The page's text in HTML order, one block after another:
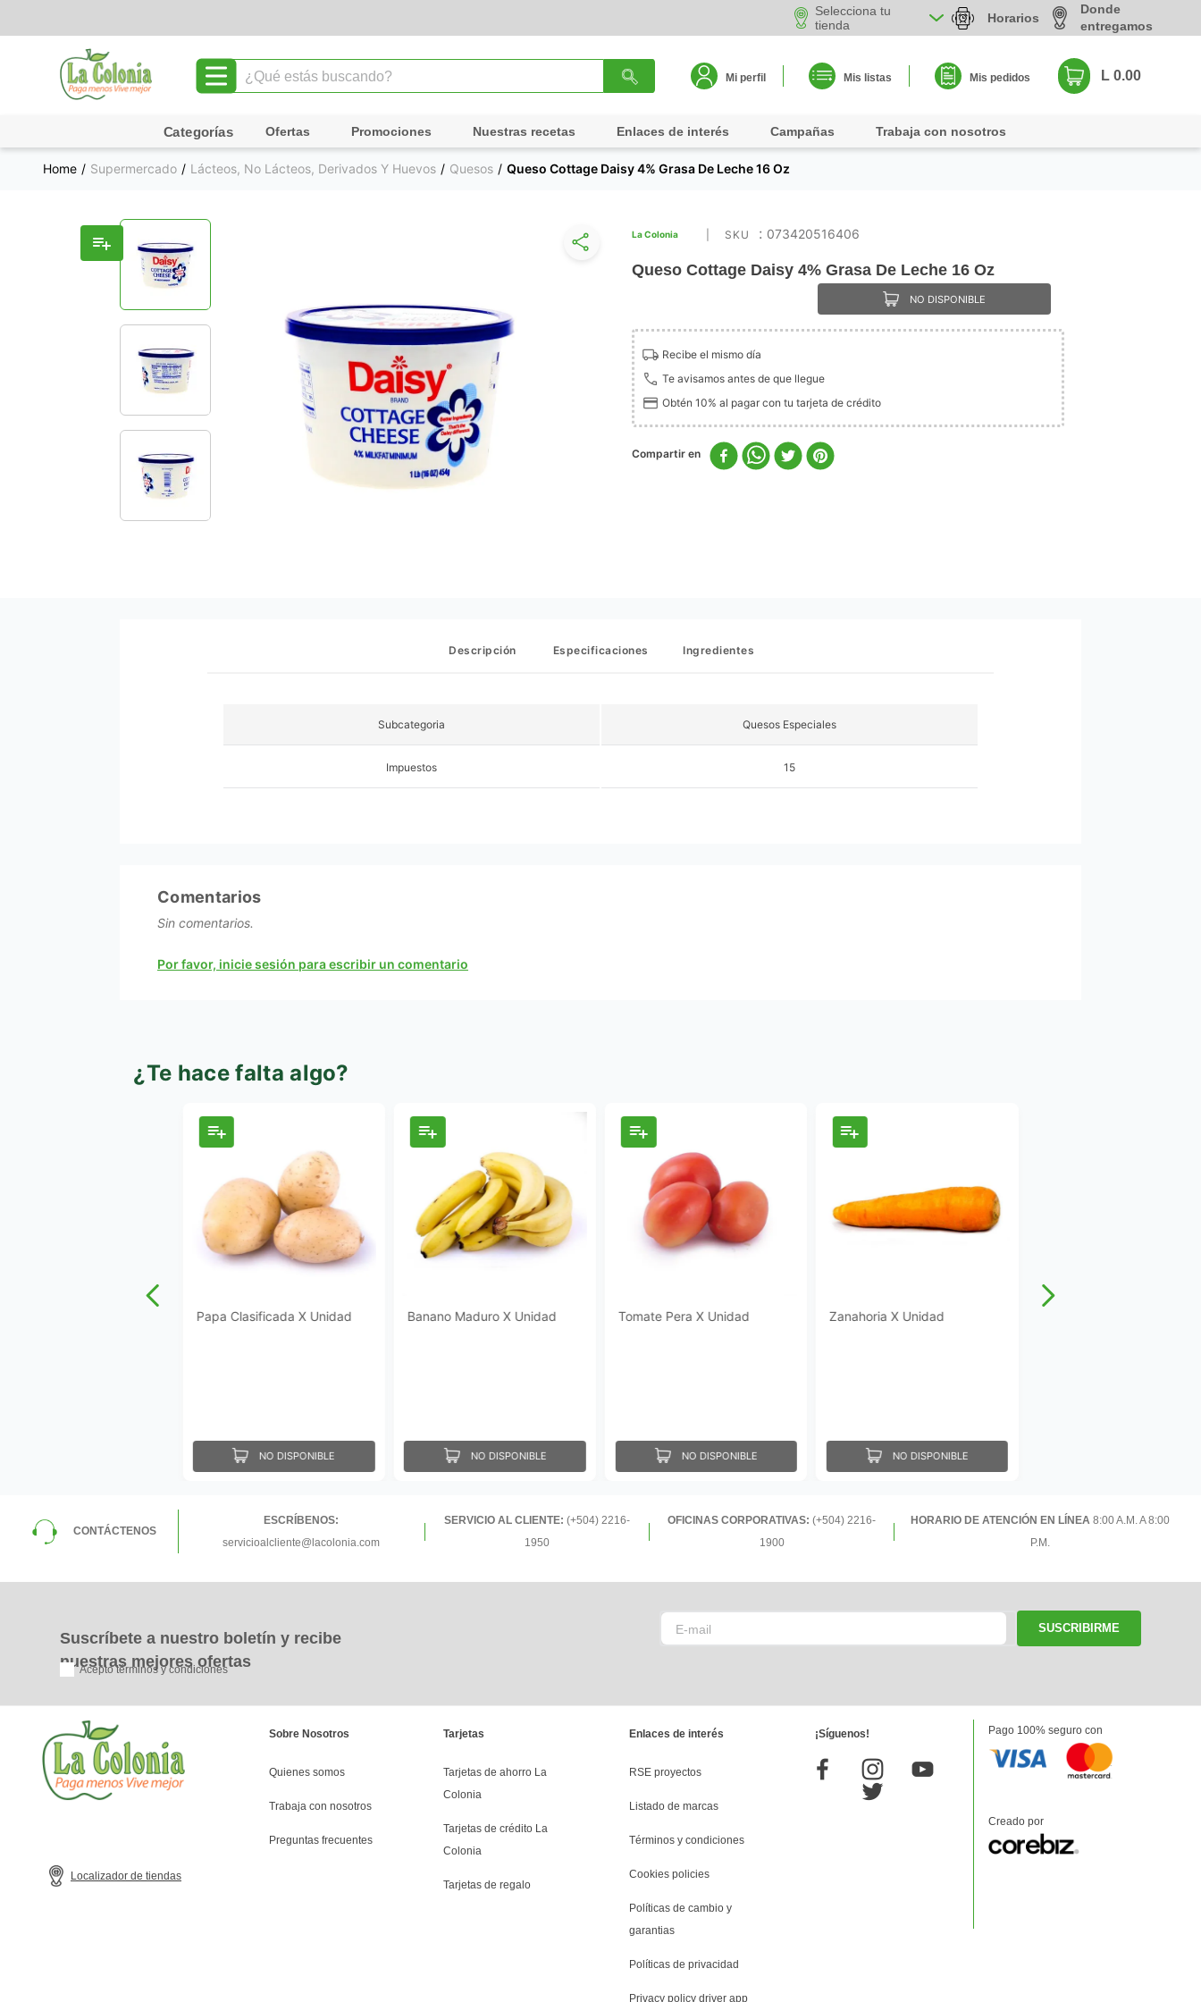
Selecciona tu
tienda
Horarios
Donde
entregamos
¿Qué estás buscando?
Mi perfil Mis listas Mis pedidos L 0.00
Ofertas Promociones Nuestras recetas Enlaces de interés Campañas Trabaja con nosotros
Supermercado Lácteos, No Lácteos, Derivados Y Huevos Quesos Queso Cottage Daisy 4% Grasa De Leche 16 Oz
La Colonia : 073420516406
Queso Cottage Daisy 4% Grasa De Leche 16 Oz
NO DISPONIBLE
Recibe el mismo día
Te avisamos antes de que llegue
Obtén 10% al pagar con tu tarjeta de crédito
Descripción Especificaciones Ingredientes
Subcategoria Quesos Especiales
Impuestos 15
Comentarios
Por favor, inicie sesión para escribir un comentario
Sin comentarios.
¿Te hace falta algo?
Papa Clasificada X Unidad
NO DISPONIBLE
Banano Maduro X Unidad
NO DISPONIBLE
Tomate Pera X Unidad
NO DISPONIBLE
Zanahoria X Unidad
NO DISPONIBLE
CONTÁCTENOS
ESCRÍBENOS:
servicioalcliente@lacolonia.com
SERVICIO AL CLIENTE: (+504) 2216-
1950
OFICINAS CORPORATIVAS: (+504) 2216-
1900
HORARIO DE ATENCIÓN EN LÍNEA 8:00 A.M. A 8:00
P.M.
Suscríbete a nuestro boletín y recibe
nuestras mejores ofertas
SUSCRIBIRME
Acepto términos y condiciones
Localizador de tiendas
Sobre Nosotros
Quienes somos
Trabaja con nosotros
Preguntas frecuentes
Tarjetas
Tarjetas de ahorro La
Colonia
Tarjetas de crédito La
Colonia
Tarjetas de regalo
Enlaces de interés
RSE proyectos
Listado de marcas
Términos y condiciones
Cookies policies
Políticas de cambio y
garantias
Políticas de privacidad
Privacy policy driver app
¡Síguenos! Pago 100% seguro con
Creado por
TÉRMINOS MÁS BUSCADOS
1.
leche
queso
pollo
azucar